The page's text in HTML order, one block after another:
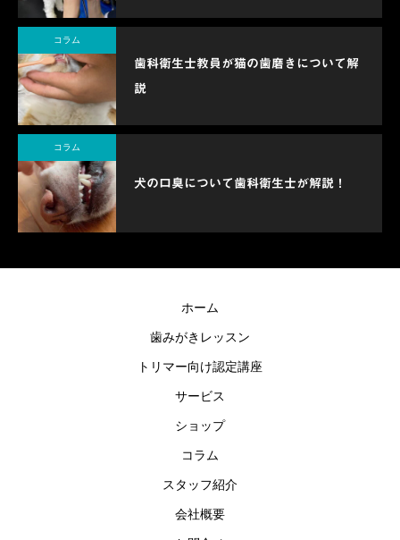
コラム
歯科衛生士教員が猫の歯磨きについて解
説
コラム
犬の口臭について歯科衛生士が解説！
ホーム
歯みがきレッスン
トリマー向け認定講座
サービス
ショップ
コラム
スタッフ紹介
会社概要